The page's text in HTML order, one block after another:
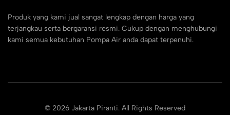
Produk yang kami jual sangat lengkap dengan harga yang
terjangkau serta bergaransi resmi. Cukup dengan menghubungi
kami semua kebutuhan Pompa Air anda dapat terpenuhi.
© 2026 Jakarta Piranti. All Rights Reserved